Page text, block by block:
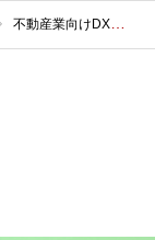
不動産業向けDX（物件管理、電子契約、営業支援）